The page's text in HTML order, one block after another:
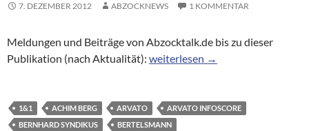
7. DEZEMBER 2012 ABZOCKNEWS 1 KOMMENTAR
Meldungen und Beiträge von Abzocktalk.de bis zu dieser
Publikation (nach Aktualität): Abzocktalk zum 07.12.2012
weiterlesen →
1&1 ACHIM BERG ARVATO
ARVATO INFOSCORE
BERNHARD SYNDIKUS
BERTELSMANN